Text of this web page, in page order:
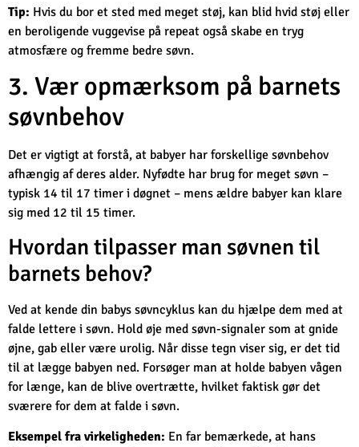
Tip: Hvis du bor et sted med meget støj, kan blid hvid støj eller
en beroligende vuggevise på repeat også skabe en tryg
atmosfære og fremme bedre søvn.
3. Vær opmærksom på barnets
søvnbehov
Det er vigtigt at forstå, at babyer har forskellige søvnbehov
afhængig af deres alder. Nyfødte har brug for meget søvn –
typisk 14 til 17 timer i døgnet – mens ældre babyer kan klare
sig med 12 til 15 timer.
Hvordan tilpasser man søvnen til
barnets behov?
Ved at kende din babys søvncyklus kan du hjælpe dem med at
falde lettere i søvn. Hold øje med søvn-signaler som at gnide
øjne, gab eller være urolig. Når disse tegn viser sig, er det tid
til at lægge babyen ned. Forsøger man at holde babyen vågen
for længe, kan de blive overtrætte, hvilket faktisk gør det
sværere for dem at falde i søvn.
Eksempel fra virkeligheden: En far bemærkede, at hans